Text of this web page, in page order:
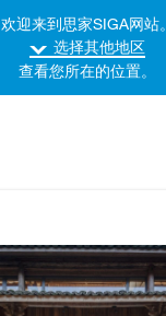
欢迎来到思家SIGA网站。
选择其他地区
查看您所在的位置。